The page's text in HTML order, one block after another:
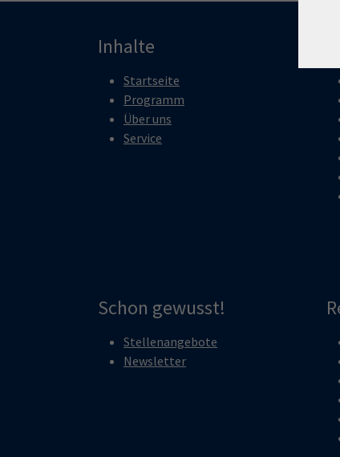
Inhalte
Startseite
Programm
Über uns
Service
Schon gewusst!
Stellenangebote
Newsletter